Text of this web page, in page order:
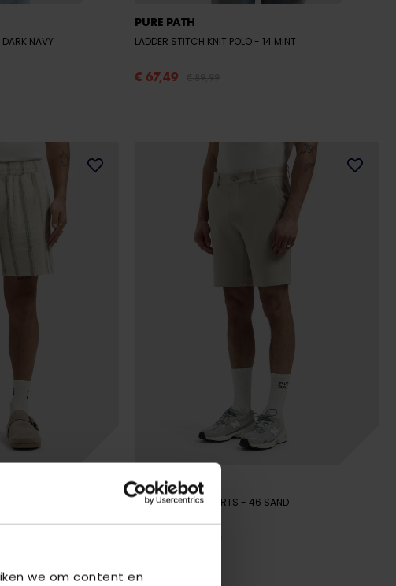
we om content en
DARK NAVY
PURE PATH
LADDER STITCH KNIT POLO - 14 MINT
€ 67,49
PURE PATH
PUNTA SMART SHORTS - 46 SAND